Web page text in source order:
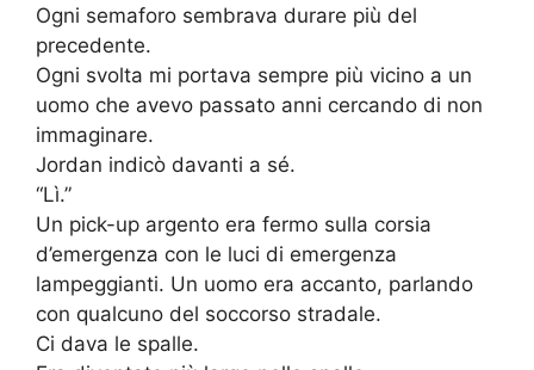
Ogni semaforo sembrava durare più del
precedente.
Ogni svolta mi portava sempre più vicino a un
uomo che avevo passato anni cercando di non
immaginare.
Jordan indicò davanti a sé.
“Lì.”
Un pick-up argento era fermo sulla corsia
d’emergenza con le luci di emergenza
lampeggianti. Un uomo era accanto, parlando
con qualcuno del soccorso stradale.
Ci dava le spalle.